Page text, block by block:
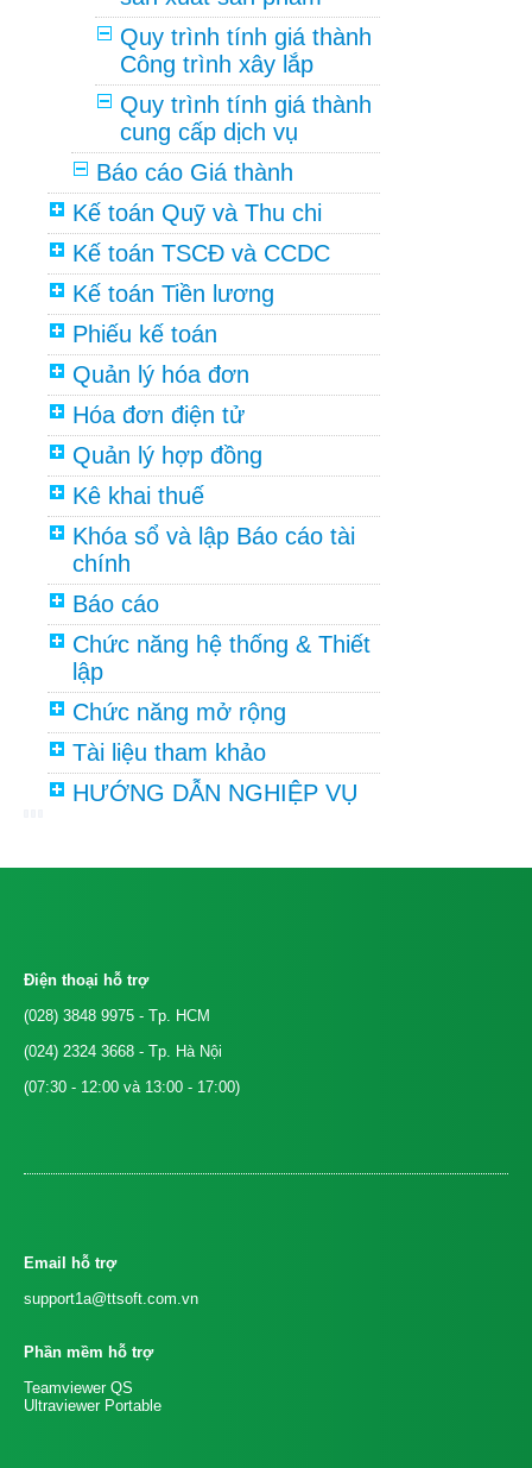
Quy trình tính giá thành
Công trình xây lắp
Quy trình tính giá thành
cung cấp dịch vụ
Báo cáo Giá thành
Kế toán Quỹ và Thu chi
Kế toán TSCĐ và CCDC
Kế toán Tiền lương
Phiếu kế toán
Quản lý hóa đơn
Hóa đơn điện tử
Quản lý hợp đồng
Kê khai thuế
Khóa sổ và lập Báo cáo tài
chính
Báo cáo
Chức năng hệ thống & Thiết
lập
Chức năng mở rộng
Tài liệu tham khảo
HƯỚNG DẪN NGHIỆP VỤ
Điện thoại hỗ trợ
(028) 3848 9975 - Tp. HCM
(024) 2324 3668 - Tp. Hà Nội
(07:30 - 12:00 và 13:00 - 17:00)
Email hỗ trợ
support1a@ttsoft.com.vn
Phần mềm hỗ trợ
Teamviewer QS
Ultraviewer Portable